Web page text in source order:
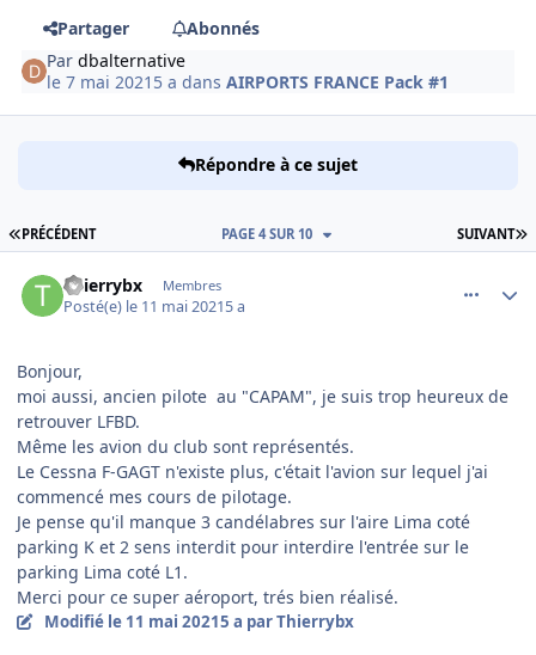
Partager
Abonnés
Pardbalternative
le 7 mai 2021 5 a dansAIRPORTS FRANCE Pack #1
Répondre à ce sujet
PREMIÈRE PAGE
PRÉCÉDENT SUIVANT
PAGE 4 SUR 10
Thierrybx Membres
Posté(e) le 11 mai 20215 a
Bonjour,
moi aussi, ancien pilote au "CAPAM", je suis trop heureux de
retrouver LFBD.
Même les avion du club sont représentés.
Le Cessna F-GAGT n'existe plus, c'était l'avion sur lequel j'ai
commencé mes cours de pilotage.
Je pense qu'il manque 3 candélabres sur l'aire Lima coté
parking K et 2 sens interdit pour interdire l'entrée sur le
parking Lima coté L1.
Merci pour ce super aéroport, trés bien réalisé.
Modifié le 11 mai 20215 a par Thierrybx